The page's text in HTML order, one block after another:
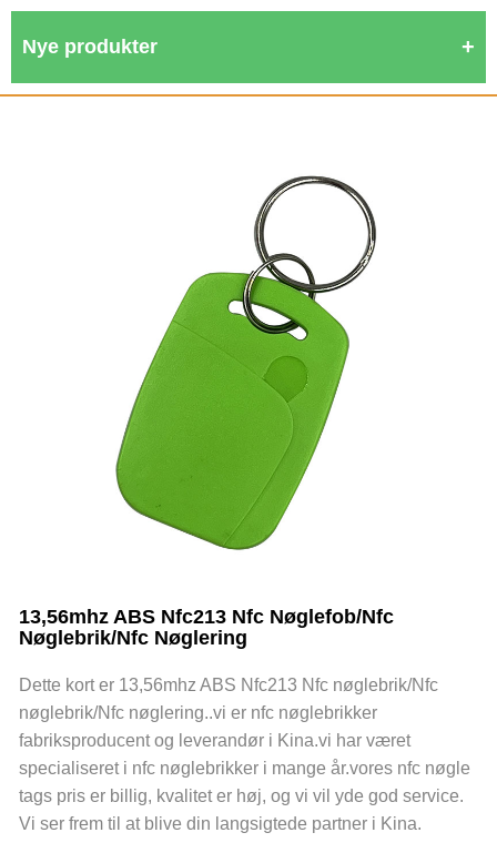
Nye produkter
13,56mhz ABS Nfc213 Nfc Nøglefob/Nfc
Nøglebrik/Nfc Nøglering
Dette kort er 13,56mhz ABS Nfc213 Nfc nøglebrik/Nfc
nøglebrik/Nfc nøglering..vi er nfc nøglebrikker
fabriksproducent og leverandør i Kina.vi har været
specialiseret i nfc nøglebrikker i mange år.vores nfc nøgle
tags pris er billig, kvalitet er høj, og vi vil yde god service.
Vi ser frem til at blive din langsigtede partner i Kina.